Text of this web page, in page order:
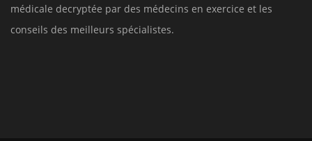
médicale decryptée par des médecins en exercice et les
conseils des meilleurs spécialistes.